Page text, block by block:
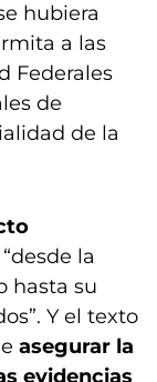
hubiera
a las
Federales
de
de la
“desde la
hasta su
Y el texto
asegurar la
evidencias